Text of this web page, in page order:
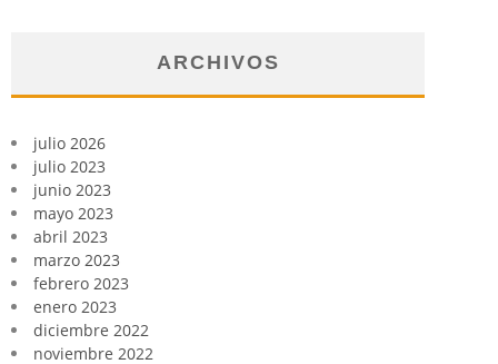
ARCHIVOS
julio 2026
julio 2023
junio 2023
mayo 2023
abril 2023
marzo 2023
febrero 2023
enero 2023
diciembre 2022
noviembre 2022